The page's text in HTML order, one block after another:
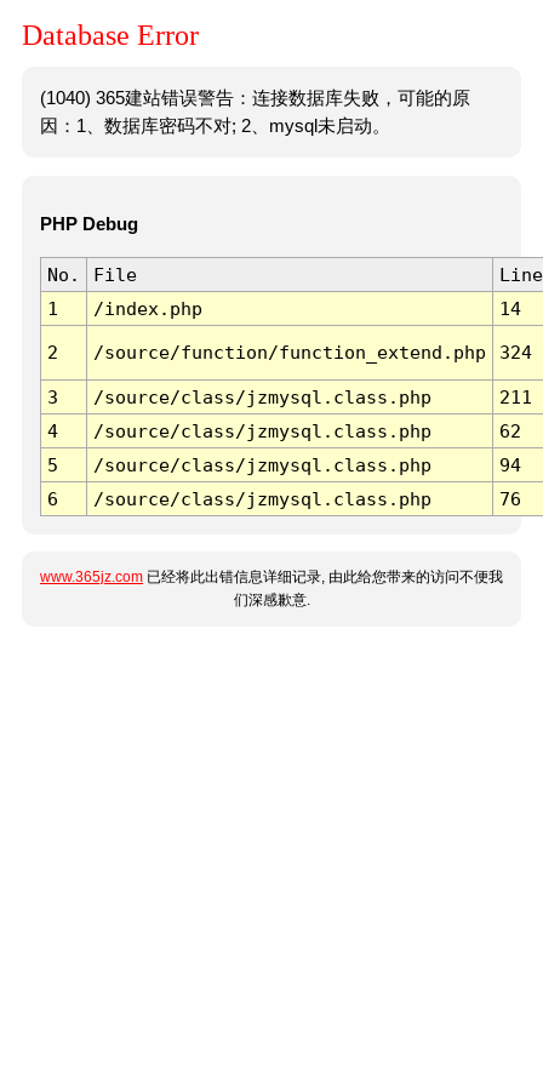
Database Error
(1040) 365建站错误警告：连接数据库失败，可能的原
因：1、数据库密码不对; 2、mysql未启动。
PHP Debug
No. File
Line
1
/index.php 14
2 /source/function/function_extend.php 324
3 /source/class/jzmysql.class.php
211
4
/source/class/jzmysql.class.php
62
5
/source/class/jzmysql.class.php
94
6
/source/class/jzmysql.class.php 76
www.365jz.com 已经将此出错信息详细记录, 由此给您带来的访问不便我
们深感歉意.